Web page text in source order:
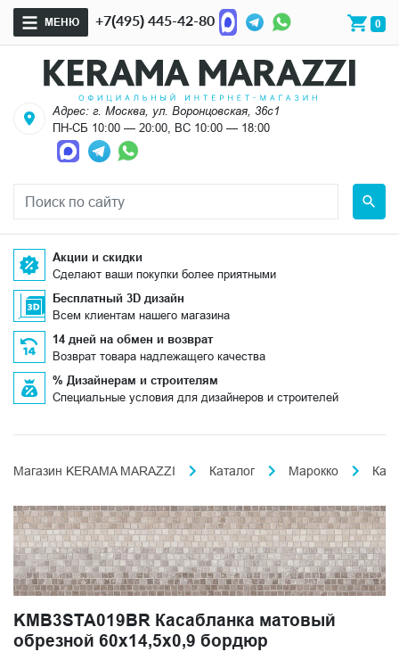
МЕНЮ +7(495) 445-42-80 0
Адрес: г. Москва, ул. Воронцовская, 36с1
ПН-СБ 10:00 — 20:00, ВС 10:00 — 18:00
Акции и скидки
Сделают ваши покупки более приятными
Бесплатный 3D дизайн
Всем клиентам нашего магазина
14 дней на обмен и возврат
Возврат товара надлежащего качества
% Дизайнерам и строителям
Специальные условия для дизайнеров и строителей
Магазин KERAMA MARAZZI Каталог Марокко
KMB3STA019BR Касабланка матовый
обрезной 60x14,5x0,9 бордюр